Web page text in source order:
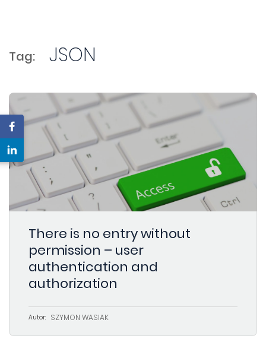
Tag: JSON
There is no entry without
permission – user
authentication and
authorization
Autor: SZYMON WASIAK